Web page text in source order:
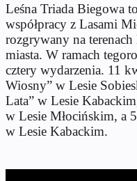
Leśna Triada Biegowa
współpracy z Lasami
rozgrywany na
miasta. W ramach
cztery wydarzenia. 11
Wiosny” w Lesie
Lata” w Lesie
w Lesie Młocińskim, a
w Lesie Kabackim.